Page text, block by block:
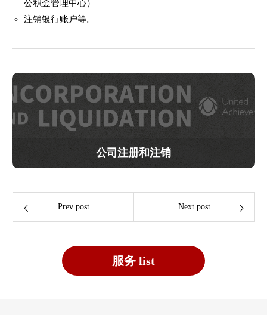
公积金管理中心）
注销银行账户等。
公司注册和注销
Prev post Next post
服务 list